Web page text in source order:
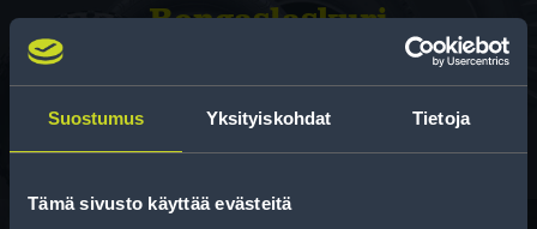
Suostumus Yksityiskohdat Tietoja
Tämä sivusto käyttää evästeitä
Rengas­laskuri
Auttaa sinua valitsemaan oikean kokoisen renkaan,
kun vaihdat rengaskokoa.